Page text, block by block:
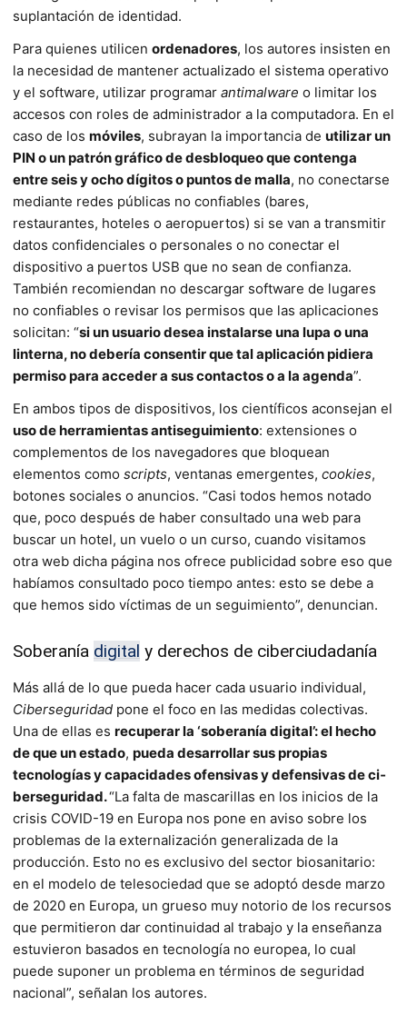
suplantación de identidad.
Para quienes utilicen ordenadores, los autores insisten en
la necesidad de mantener actualizado el sistema operativo
y el software, utilizar programar antimalware o limitar los
accesos con roles de administrador a la computadora. En el
caso de los móviles, subrayan la importancia de utilizar un
PIN o un patrón gráfico de desbloqueo que contenga
entre seis y ocho dígitos o puntos de malla, no conectarse
mediante redes públicas no confiables (bares,
restaurantes, hoteles o aeropuertos) si se van a transmitir
datos confidenciales o personales o no conectar el
dispositivo a puertos USB que no sean de confianza.
También recomiendan no descargar soft­ware de lugares
no confiables o revisar los permisos que las aplica­ciones
solicitan: “si un usuario desea instalarse una lupa o una
linter­na, no debería consentir que tal aplicación pidiera
permiso para acceder a sus contactos o a la agenda”.
En ambos tipos de dispositivos, los científicos aconsejan el
uso de herramientas antiseguimiento: extensiones o
complementos de los na­vegadores que bloquean
elementos como scripts, ventanas emergentes, cookies,
botones sociales o anuncios. “Casi todos hemos notado
que, poco después de haber con­sultado una web para
buscar un hotel, un vuelo o un cur­so, cuando visitamos
otra web dicha página nos ofrece publicidad sobre eso que
habíamos consultado poco tiempo antes: esto se debe a
que he­mos sido víctimas de un seguimiento”, denuncian.
Soberanía digital y derechos de ciberciudadanía
Más allá de lo que pueda hacer cada usuario individual,
Ciberseguridad pone el foco en las medidas colectivas.
Una de ellas es recuperar la ‘soberanía digital’: el hecho
de que un estado, pueda desarrollar sus pro­pias
tecnologías y capacidades ofensivas y defensivas de ci­
berseguridad.“La falta de mascarillas en los inicios de la
crisis COVID-19 en Europa nos pone en aviso sobre los
problemas de la externa­lización generalizada de la
producción. Esto no es exclusivo del sector biosanitario:
en el modelo de telesociedad que se adoptó desde marzo
de 2020 en Europa, un grueso muy notorio de los recursos
que permitieron dar continuidad al trabajo y la enseñanza
es­tuvieron basados en tecnología no europea, lo cual
puede su­poner un problema en términos de seguridad
nacional”, señalan los autores.